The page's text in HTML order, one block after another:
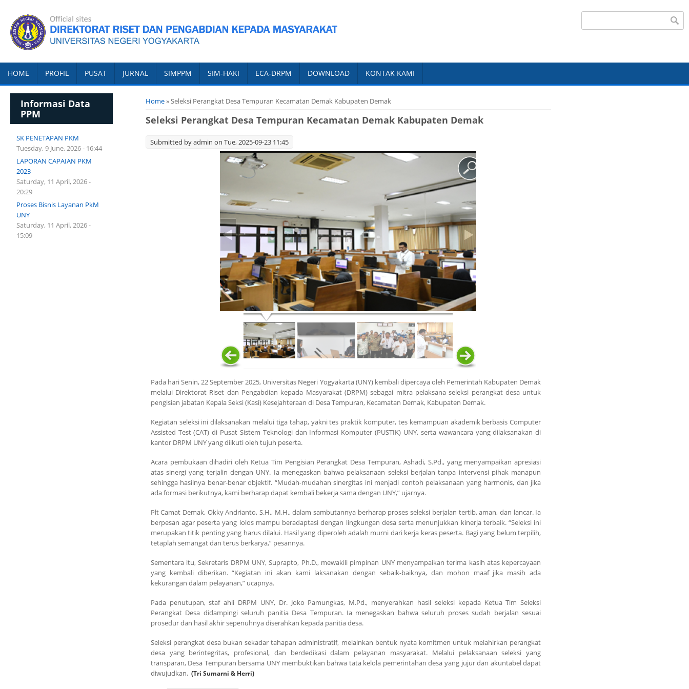
Search form
HOME PROFIL PUSAT JURNAL SIMPPM SIM-HAKI ECA-DRPM DOWNLOAD KONTAK KAMI
You are here
Home» Seleksi Perangkat Desa Tempuran Kecamatan Demak Kabupaten Demak
Seleksi Perangkat Desa Tempuran Kecamatan Demak Kabupaten Demak
Submitted byadmin on Tue, 2025-09-23 11:45
Pada hari Senin, 22 September 2025, Universitas Negeri Yogyakarta (UNY) kembali dipercaya oleh Pemerintah Kabupaten Demak
melalui Direktorat Riset dan Pengabdian kepada Masyarakat (DRPM) sebagai mitra pelaksana seleksi perangkat desa untuk
pengisian jabatan Kepala Seksi (Kasi) Kesejahteraan di Desa Tempuran, Kecamatan Demak, Kabupaten Demak.
Kegiatan seleksi ini dilaksanakan melalui tiga tahap, yakni tes praktik komputer, tes kemampuan akademik berbasis Computer
Assisted Test (CAT) di Pusat Sistem Teknologi dan Informasi Komputer (PUSTIK) UNY, serta wawancara yang dilaksanakan di
kantor DRPM UNY yang diikuti oleh tujuh peserta.
Acara pembukaan dihadiri oleh Ketua Tim Pengisian Perangkat Desa Tempuran, Ashadi, S.Pd., yang menyampaikan apresiasi
atas sinergi yang terjalin dengan UNY. Ia menegaskan bahwa pelaksanaan seleksi berjalan tanpa intervensi pihak manapun
sehingga hasilnya benar-benar objektif. “Mudah-mudahan sinergitas ini menjadi contoh pelaksanaan yang harmonis, dan jika
ada formasi berikutnya, kami berharap dapat kembali bekerja sama dengan UNY,” ujarnya.
Plt Camat Demak, Okky Andrianto, S.H., M.H., dalam sambutannya berharap proses seleksi berjalan tertib, aman, dan lancar. Ia
berpesan agar peserta yang lolos mampu beradaptasi dengan lingkungan desa serta menunjukkan kinerja terbaik. “Seleksi ini
merupakan titik penting yang harus dilalui. Hasil yang diperoleh adalah murni dari kerja keras peserta. Bagi yang belum terpilih,
tetaplah semangat dan terus berkarya,” pesannya.
Sementara itu, Sekretaris DRPM UNY, Suprapto, Ph.D., mewakili pimpinan UNY menyampaikan terima kasih atas kepercayaan
yang kembali diberikan. “Kegiatan ini akan kami laksanakan dengan sebaik-baiknya, dan mohon maaf jika masih ada
kekurangan dalam pelayanan,” ucapnya.
Pada penutupan, staf ahli DRPM UNY, Dr. Joko Pamungkas, M.Pd., menyerahkan hasil seleksi kepada Ketua Tim Seleksi
Perangkat Desa didampingi seluruh panitia Desa Tempuran. Ia menegaskan bahwa seluruh proses sudah berjalan sesuai
prosedur dan hasil akhir sepenuhnya diserahkan kepada panitia desa.
Seleksi perangkat desa bukan sekadar tahapan administratif, melainkan bentuk nyata komitmen untuk melahirkan perangkat
desa yang berintegritas, profesional, dan berdedikasi dalam pelayanan masyarakat. Melalui pelaksanaan seleksi yang
transparan, Desa Tempuran bersama UNY membuktikan bahwa tata kelola pemerintahan desa yang jujur dan akuntabel dapat
diwujudkan, (Tri Sumarni & Herri)
Informasi Data
PPM
SK PENETAPAN PKM
Tuesday, 9 June, 2026 - 16:44
LAPORAN CAPAIAN PKM
2023
Saturday, 11 April, 2026 -
20:29
Proses Bisnis Layanan PkM
UNY
Saturday, 11 April, 2026 -
15:09